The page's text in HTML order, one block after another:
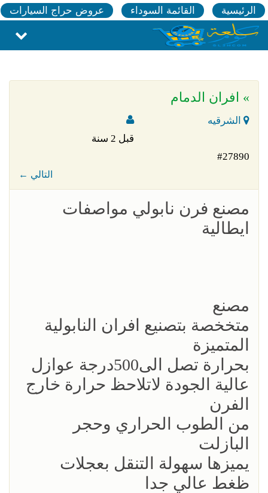
الرئيسية القائمة السوداء عروض حراج السيارات
» افران الدمام
الشرقيه
قبل 2 سنة
#27890
← التالي
مصنع فرن نابولي مواصفات
ايطالية
مصنع
متخخصة بتصنيع افران النابولية
المتميزة
بحرارة تصل الى500درجة عوازل
عالية الجودة لاتلاحظ حرارة خارج
الفرن
من الطوب الحراري وحجر
البازلت
يميزها سهولة التنقل بعجلات
ظغط عالي جدا